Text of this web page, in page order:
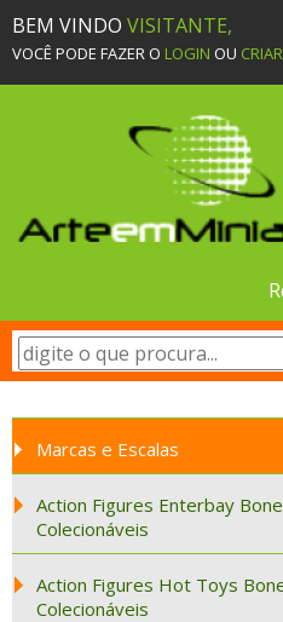
BEM VINDO VISITANTE,
VOCÊ PODE FAZER O LOGIN OU
Marcas e Escalas
Action Figures Enterbay
Colecionáveis
Action Figures Hot Toys
Colecionáveis